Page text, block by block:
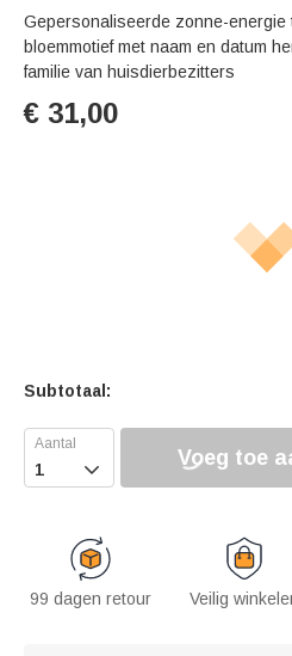
e
Gepersonaliseerde zonne-energie
bloemmotief met naam en datum
familie van huisdierbezitters
€ 31,00
Subtotaal:
 Voeg toe
99 dagen retour Veilig